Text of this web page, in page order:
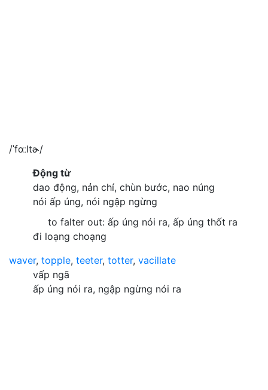
/ˈfɑːltɚ/
Động từ
dao động, nản chí, chùn bước, nao núng
nói ấp úng, nói ngập ngừng
to falter out: ấp úng nói ra, ấp úng thốt ra
đi loạng choạng
waver, topple, teeter, totter, vacillate
vấp ngã
ấp úng nói ra, ngập ngừng nói ra